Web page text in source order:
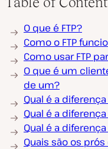
O que é FTP?
Como o FTP
Como usar FTP
O que é um
de um?
Qual é a diferença
Qual é a diferença
Qual é a diferença
Quais são os